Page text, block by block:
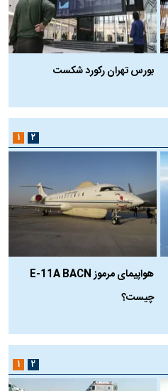
بورس تهران رکورد شکست
هواپیمای مرموز E-11A BACN
چیست؟
۱ ۲
۱ ۲